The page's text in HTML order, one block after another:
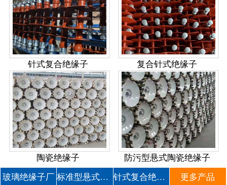
针式复合绝缘子 复合针式绝缘子
陶瓷绝缘子 防污型悬式陶瓷绝缘子
玻璃绝缘子厂 标准型悬式玻璃绝缘子 针式复合绝缘子 更多产品